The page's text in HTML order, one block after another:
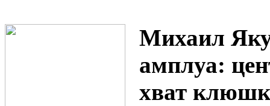
Михаил
амплуа:
хват